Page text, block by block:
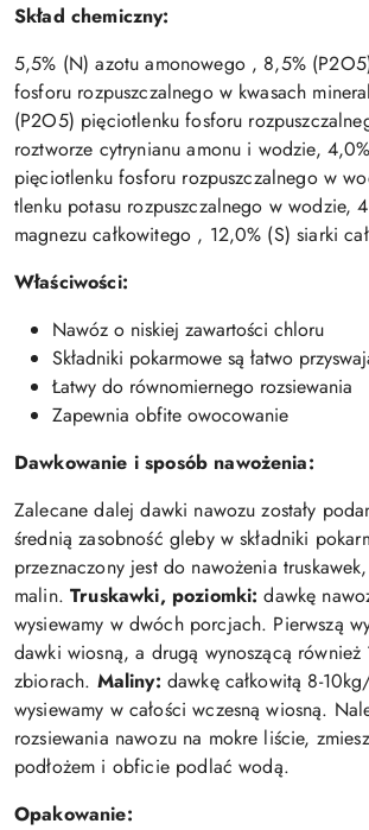
Skład chemiczny:
5,5% (N) azotu amonowego , 8,5%
fosforu rozpuszczalnego w kwasach
(P2O5) pięciotlenku fosforu
roztworze cytrynianu amonu i wodzie,
pięciotlenku fosforu rozpuszczalnego w
tlenku potasu rozpuszczalnego w wodzie,
magnezu całkowitego , 12,0% (S) siarki
Właściwości:
Nawóz o niskiej zawartości chloru
Składniki pokarmowe są łatwo
Łatwy do równomiernego rozsiewania
Zapewnia obfite owocowanie
Dawkowanie i sposób nawożenia:
Zalecane dalej dawki nawozu zostały
średnią zasobność gleby w składniki
przeznaczony jest do nawożenia
malin.Truskawki, poziomki: dawkę
wysiewamy w dwóch porcjach. Pierwszą
dawki wiosną, a drugą wynoszącą
zbiorach. Maliny: dawkę całkowitą 8-
wysiewamy w całości wczesną wiosną.
rozsiewania nawozu na mokre liście,
podłożem i obficie podlać wodą.
Opakowanie: